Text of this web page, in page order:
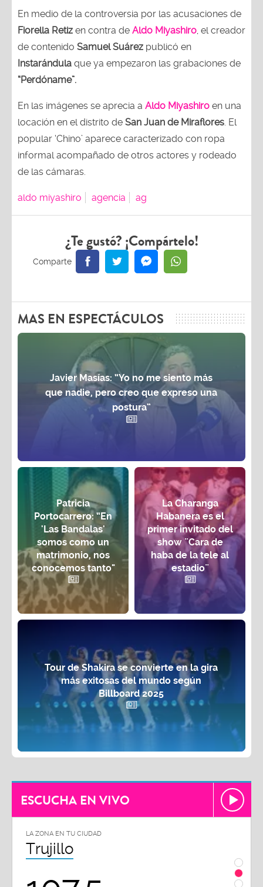
En medio de la controversia por las acusaciones de
Fiorella Retiz en contra de Aldo Miyashiro, el creador
de contenido Samuel Suárez publicó en
Instarándula que ya empezaron las grabaciones de
“Perdóname”.
En las imágenes se aprecia a Aldo Miyashiro en una
locación en el distrito de San Juan de Miraflores. El
popular ‘Chino’ aparece caracterizado con ropa
informal acompañado de otros actores y rodeado
de las cámaras.
aldo miyashiro agencia ag
¿Te gustó? ¡Compártelo!
MAS EN ESPECTÁCULOS
Javier Masías: “Yo no me siento más
que nadie, pero creo que expreso una
postura”
Patricia
Portocarrero: “En
'Las Bandalas'
somos como un
matrimonio, nos
conocemos tanto"
La Charanga
Habanera es el
primer invitado del
show ¨Cara de
haba de la tele al
estadio¨
Tour de Shakira se convierte en la gira
más exitosas del mundo según
Billboard 2025
ESCUCHA EN VIVO
LA ZONA EN TU CIUDAD
Trujillo